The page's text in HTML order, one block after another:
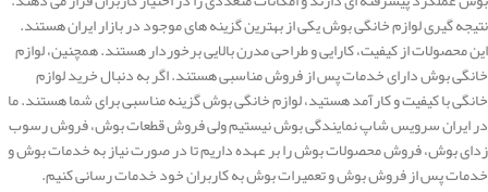
نتیجه گیری لوازم خانگی بوش یکی از بهترین گزینه های موجود در بازار ایران هستند.
این محصولات از کیفیت، کارایی و طراحی مدرن بالایی برخوردار هستند. همچنین، لوازم
خانگی بوش دارای خدمات پس از فروش مناسبی هستند. اگر به دنبال خرید لوازم
خانگی با کیفیت و کارآمد هستید، لوازم خانگی بوش گزینه مناسبی برای شما هستند. ما
در ایران سرویس شاپ نمایندگی بوش نیستیم ولی فروش قطعات بوش، فروش رسوب
زدای بوش، فروش محصولات بوش را بر عهده داریم تا در صورت نیاز به خدمات بوش و
خدمات پس از فروش بوش و تعمیرات بوش به کاربران خود خدمات رسانی کنیم.